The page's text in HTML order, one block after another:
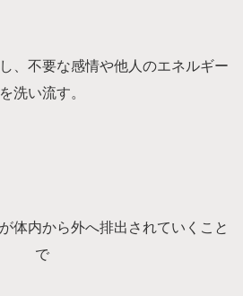
、不要な感情や他人のエネルギー
を洗い流す。
体内から外へ排出されていくこと
で